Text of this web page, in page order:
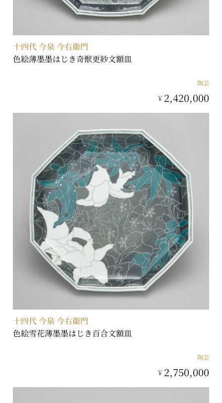
十四代 今泉 今右衛門
色絵薄墨墨はじき奇獣更紗文額皿
陶芸
¥ 2,420,000
十四代 今泉 今右衛門
色絵雪花薄墨墨はじき百合文額皿
陶芸
¥ 2,750,000